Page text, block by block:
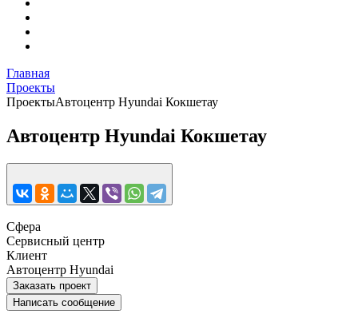
Главная
Проекты
ПроектыАвтоцентр Hyundai Кокшетау
Автоцентр Hyundai Кокшетау
Сфера
Сервисный центр
Клиент
Автоцентр Hyundai
Заказать проект
Написать сообщение